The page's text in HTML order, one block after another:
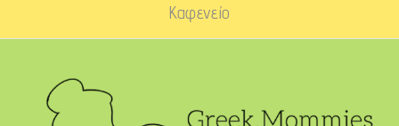
Καφενείο